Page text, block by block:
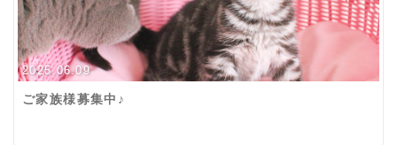
2025.06.09
ご家族様募集中♪